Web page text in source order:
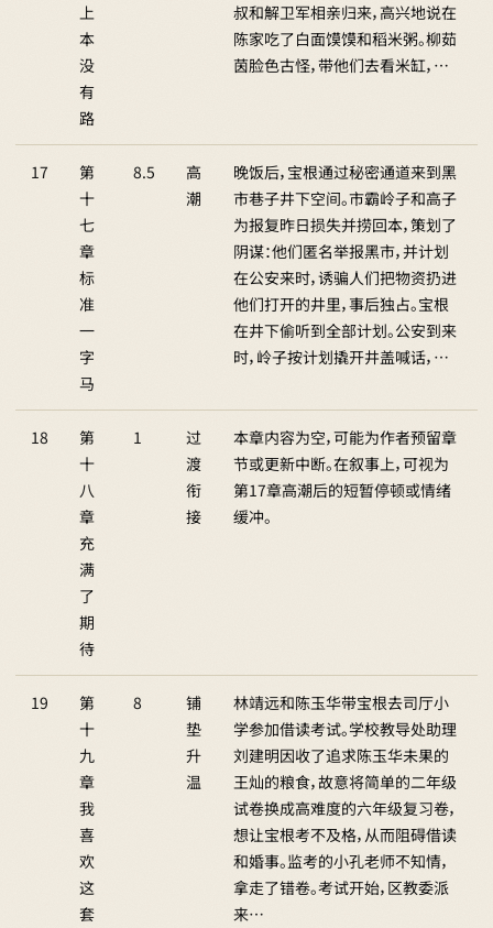
上
本
没
有
路
叔和解卫军相亲归来，高兴地说在
陈家吃了白面馍馍和稻米粥。柳茹
茵脸色古怪，带他们去看米缸，…
17
第
十
七
章
标
准
一
字
马
8.5
高
潮
晚饭后，宝根通过秘密通道来到黑
市巷子井下空间。市霸岭子和高子
为报复昨日损失并捞回本，策划了
阴谋：他们匿名举报黑市，并计划
在公安来时，诱骗人们把物资扔进
他们打开的井里，事后独占。宝根
在井下偷听到全部计划。公安到来
时，岭子按计划撬开井盖喊话，…
18
第
十
八
章
充
满
了
期
待
1
过
渡
衔
接
本章内容为空，可能为作者预留章
节或更新中断。在叙事上，可视为
第17章高潮后的短暂停顿或情绪
缓冲。
19
第
十
九
章
我
喜
欢
这
套
8
铺
垫
升
温
林靖远和陈玉华带宝根去司厅小
学参加借读考试。学校教导处助理
刘建明因收了追求陈玉华未果的
王灿的粮食，故意将简单的二年级
试卷换成高难度的六年级复习卷，
想让宝根考不及格，从而阻碍借读
和婚事。监考的小孔老师不知情，
拿走了错卷。考试开始，区教委派
来…